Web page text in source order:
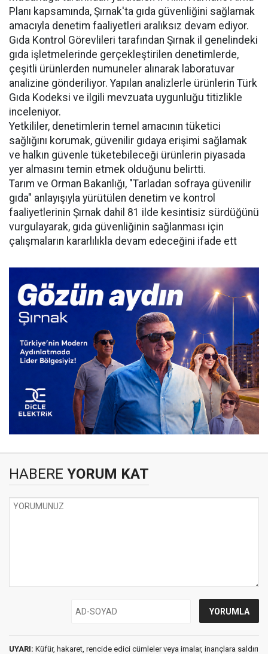
Planı kapsamında, Şırnak'ta gıda güvenliğini sağlamak
amacıyla denetim faaliyetleri aralıksız devam ediyor.
Gıda Kontrol Görevlileri tarafından Şırnak il genelindeki
gıda işletmelerinde gerçekleştirilen denetimlerde,
çeşitli ürünlerden numuneler alınarak laboratuvar
analizine gönderiliyor. Yapılan analizlerle ürünlerin Türk
Gıda Kodeksi ve ilgili mevzuata uygunluğu titizlikle
inceleniyor.
Yetkililer, denetimlerin temel amacının tüketici
sağlığını korumak, güvenilir gıdaya erişimi sağlamak
ve halkın güvenle tüketebileceği ürünlerin piyasada
yer almasını temin etmek olduğunu belirtti.
Tarım ve Orman Bakanlığı, "Tarladan sofraya güvenilir
gıda" anlayışıyla yürütülen denetim ve kontrol
faaliyetlerinin Şırnak dahil 81 ilde kesintisiz sürdüğünü
vurgulayarak, gıda güvenliğinin sağlanması için
çalışmaların kararlılıkla devam edeceğini ifade ett
HABERE YORUM KAT
UYARI: Küfür, hakaret, rencide edici cümleler veya imalar, inançlara saldırı